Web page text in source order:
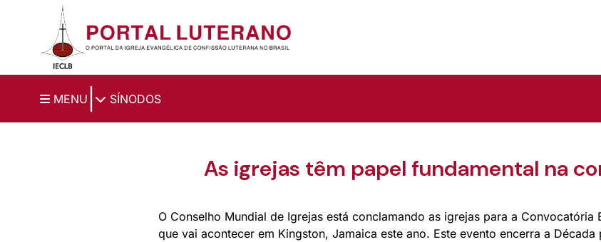
Ir para o conteúdo principal
MENU SÍNODOS
As igrejas têm papel fundamental na
O Conselho Mundial de Igrejas está conclamando as igrejas para a Convocatória
que vai acontecer em Kingston, Jamaica este ano. Este evento encerra a